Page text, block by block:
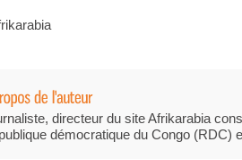
directeur du site Afrikarabia
démocratique du Congo (RDC)